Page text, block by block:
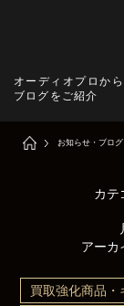
オーディオプロか
ブログをご紹介
お知らせ・ブログ
カテ
アーカ
買取強化商品